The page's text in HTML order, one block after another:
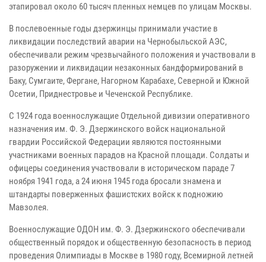
этапировал около 60 тысяч пленных немцев по улицам Москвы.
В послевоенные годы дзержинцы принимали участие в
ликвидации последствий аварии на Чернобыльской АЭС,
обеспечивали режим чрезвычайного положения и участвовали в
разоружении и ликвидации незаконных бандформирований в
Баку, Сумгаите, Фергане, Нагорном Карабахе, Северной и Южной
Осетии, Приднестровье и Чеченской Республике.
С 1924 года военнослужащие Отдельной дивизии оперативного
назначения им. Ф. Э. Дзержинского войск национальной
гвардии Российской Федерации являются постоянными
участниками военных парадов на Красной площади. Солдаты и
офицеры соединения участвовали в историческом параде 7
ноября 1941 года, а 24 июня 1945 года бросали знамена и
штандарты поверженных фашистских войск к подножию
Мавзолея.
Военнослужащие ОДОН им. Ф. Э. Дзержинского обеспечивали
общественный порядок и общественную безопасность в период
проведения Олимпиады в Москве в 1980 году, Всемирной летней